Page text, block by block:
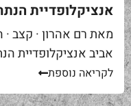
אנציקלופדיית הנתחים ·
מאת רם אהרון · קצב
סיפור. אתם באים
לקריאה נוספת